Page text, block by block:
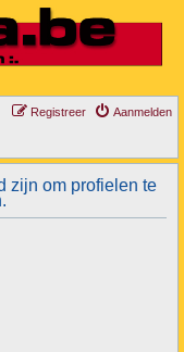
Aanmelden
Registreer
zijn om profielen te